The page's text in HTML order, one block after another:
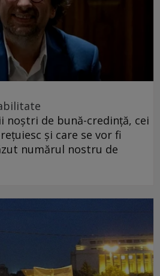
de bună-credință, cei
și care se vor fi
numărul nostru de